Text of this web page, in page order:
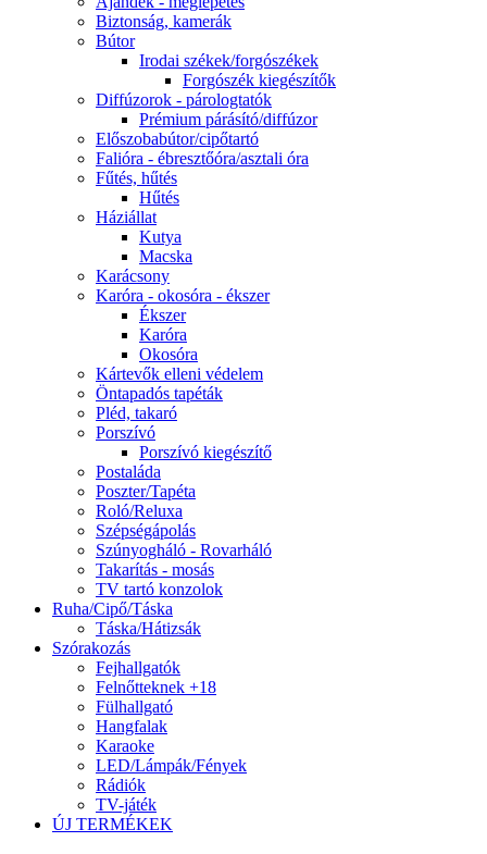
Biztonság, kamerák
Bútor
Irodai székek/forgószékek
Forgószék kiegészítők
Diffúzorok - párologtatók
Prémium párásító/diffúzor
Előszobabútor/cipőtartó
Falióra - ébresztőóra/asztali óra
Fűtés, hűtés
Hűtés
Háziállat
Kutya
Macska
Karácsony
Karóra - okosóra - ékszer
Ékszer
Karóra
Okosóra
Kártevők elleni védelem
Öntapadós tapéták
Pléd, takaró
Porszívó
Porszívó kiegészítő
Postaláda
Poszter/Tapéta
Roló/Reluxa
Szépségápolás
Szúnyogháló - Rovarháló
Takarítás - mosás
TV tartó konzolok
Ruha/Cipő/Táska
Táska/Hátizsák
Szórakozás
Fejhallgatók
Felnőtteknek +18
Fülhallgató
Hangfalak
Karaoke
LED/Lámpák/Fények
Rádiók
TV-játék
ÚJ TERMÉKEK